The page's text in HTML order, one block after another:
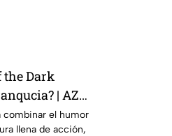
the Dark
| AZE
combinar el humor
llena de acción,